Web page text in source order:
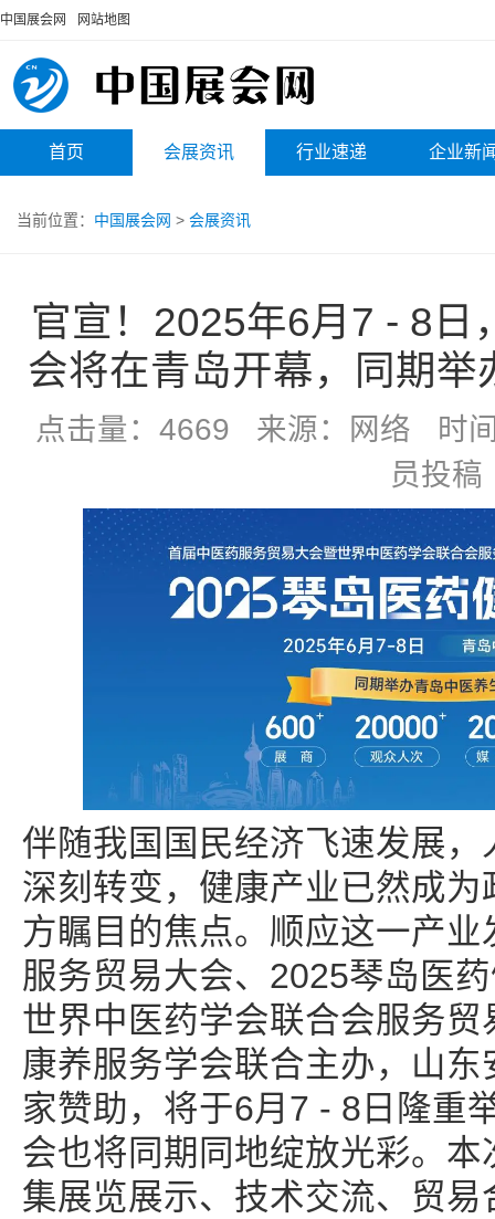
中国展会网 网站地图
首页 会展资讯 行业速递 企业新
当前位置： 中国展会网 > 会展资讯
官宣！2025年6月7 - 8日
会将在青岛开幕，同期
点击量：4669 来源：网络 时
员投稿
伴随我国国民经济飞速发展
深刻转变，健康产业已然成
方瞩目的焦点。顺应这一产
服务贸易大会、2025琴岛医
世界中医药学会联合会服务
康养服务学会联合主办，山
家赞助，将于6月7 - 8日隆重
会也将同期同地绽放光彩。
集展览展示、技术交流、贸